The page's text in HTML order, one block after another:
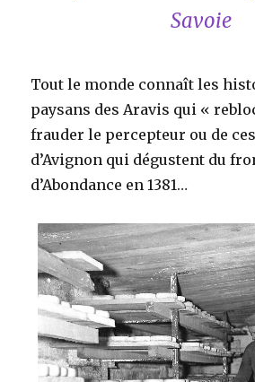
Savoie
Tout le monde connaît les
paysans des Aravis qui «
frauder le percepteur ou de
d’Avignon qui dégustent du
d’Abondance en 1381…